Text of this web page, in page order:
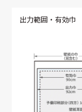
出力範囲・有効巾